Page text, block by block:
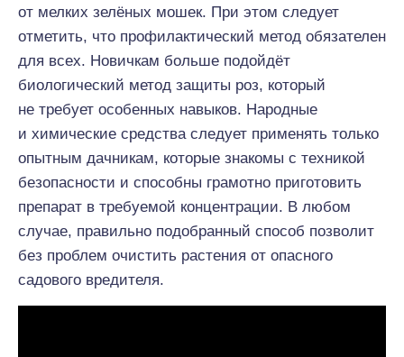
от мелких зелёных мошек. При этом следует
отметить, что профилактический метод обязателен
для всех. Новичкам больше подойдёт
биологический метод защиты роз, который
не требует особенных навыков. Народные
и химические средства следует применять только
опытным дачникам, которые знакомы с техникой
безопасности и способны грамотно приготовить
препарат в требуемой концентрации. В любом
случае, правильно подобранный способ позволит
без проблем очистить растения от опасного
садового вредителя.